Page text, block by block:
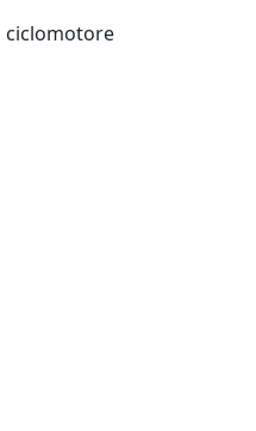
ciclomotore